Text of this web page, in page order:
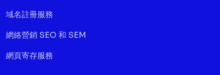
域名註冊服務
網絡營銷 SEO 和 SEM
網頁寄存服務